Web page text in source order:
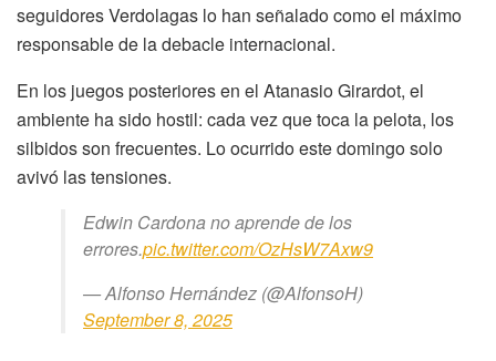
seguidores Verdolagas lo han señalado como el máximo
responsable de la debacle internacional.
En los juegos posteriores en el Atanasio Girardot, el
ambiente ha sido hostil: cada vez que toca la pelota, los
silbidos son frecuentes. Lo ocurrido este domingo solo
avivó las tensiones.
Edwin Cardona no aprende de los
errores.pic.twitter.com/OzHsW7Axw9
— Alfonso Hernández (@AlfonsoH)
September 8, 2025